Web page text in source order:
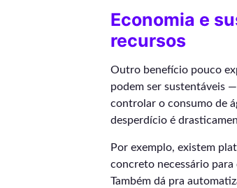
Economia e
recursos
Outro benefício pouco
podem ser sustentáveis
controlar o consumo de
desperdício é
Por exemplo, existem
concreto necessário para
Também dá pra